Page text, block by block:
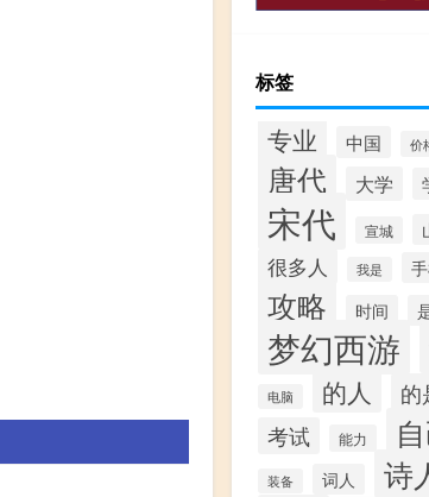
标签
专业 中国 价
唐代 大学
宋代 宣城
很多人 我是
攻略 时间
梦幻西游
电脑 的人 的
考试 能力
装备 词人 诗